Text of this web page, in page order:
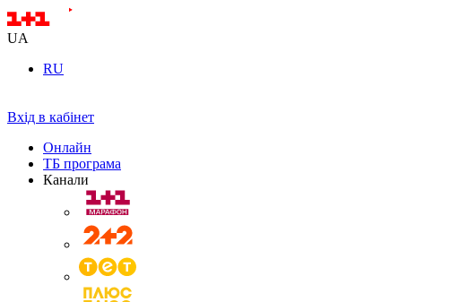
UA
RU
Вхід в кабінет
Онлайн
ТБ програма
Канали